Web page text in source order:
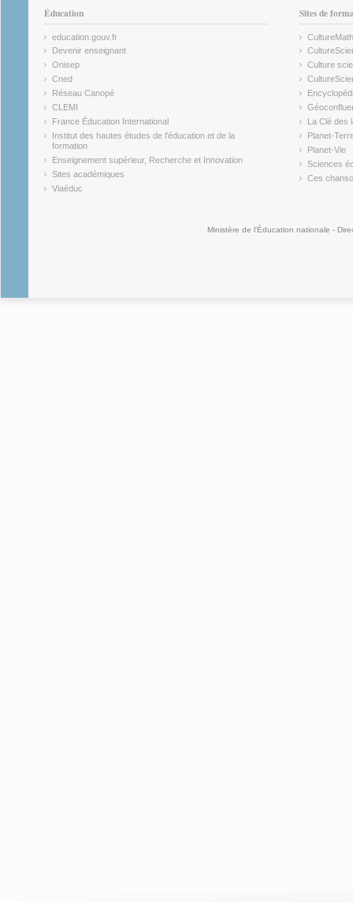
Éducation
education.gouv.fr
(link is external)
Devenir enseignant
(link is external)
Onisep
(link is external)
Cned
(link is external)
Réseau Canopé
(link is external)
CLEMI
(link is external)
France Éducation International
(link is external)
Institut des hautes études de l'éducation et de la
formation
(link is external)
Enseignement supérieur, Recherche et Innovation
(link is external)
Sites académiques
(link is external)
Viaéduc
Sites de
CultureMath
(link is
(link is
Culture
(link is
(link is
(link is
La Clé des
(link is
Planet-
(link is
Planet-Vie
(link is
Sciences
(link is
Ces
Ministère de l'Éducation nationale -